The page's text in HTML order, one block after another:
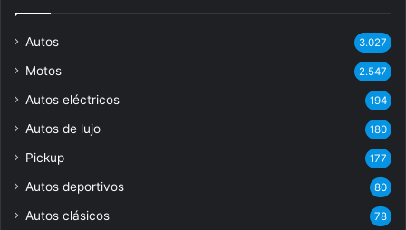
Autos 3.027
Motos 2.547
Autos eléctricos 194
Autos de lujo 180
Pickup 177
Autos deportivos 80
Autos clásicos 78